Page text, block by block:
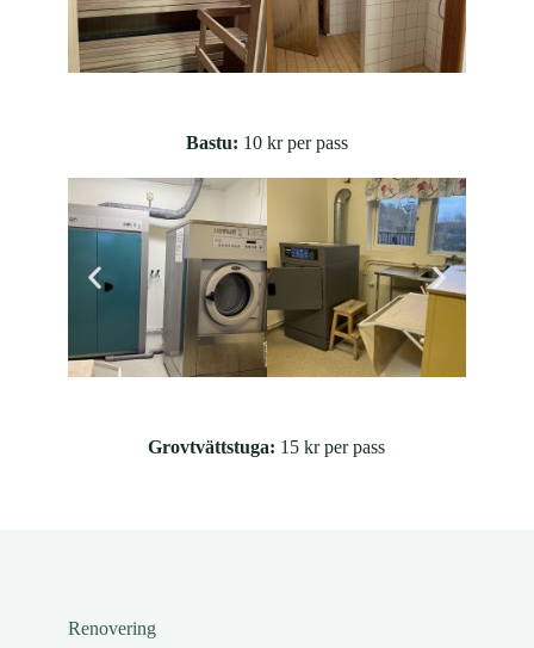
Bastu: 10 kr per pass
Grovtvättstuga: 15 kr per pass
Renovering